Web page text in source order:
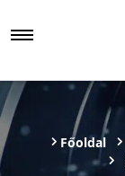
Főoldal